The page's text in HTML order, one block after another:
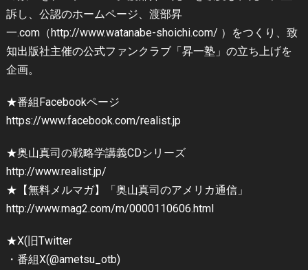
訴し、公認のホームページ、渡部昇
一.com（http://www.watanabe-shoichi.com/ ）をつくり、致
知出版社主催の公式ファンクラブ「昇一塾」の立ち上げを
企画。
★番組Facebookページ
https://www.facebook.com/realist.jp
★奥山真司の戦略学講義CDシリーズ
http://www.realist.jp/
★【無料メルマガ】「奥山真司のアメリカ通信」
http://www.mag2.com/m/0000110606.html
★X(旧Twitter
・番組X(@ametsu_otb)